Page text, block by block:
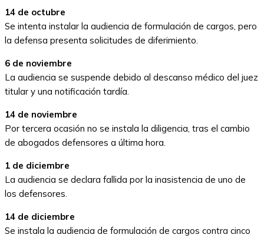
14 de octubre
Se intenta instalar la audiencia de formulación de cargos, pero
la defensa presenta solicitudes de diferimiento.
6 de noviembre
La audiencia se suspende debido al descanso médico del juez
titular y una notificación tardía.
14 de noviembre
Por tercera ocasión no se instala la diligencia, tras el cambio
de abogados defensores a última hora.
1 de diciembre
La audiencia se declara fallida por la inasistencia de uno de
los defensores.
14 de diciembre
Se instala la audiencia de formulación de cargos contra cinco